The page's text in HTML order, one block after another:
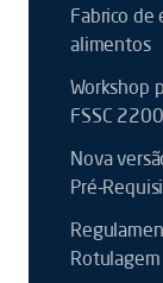
Fabrico de
alimentos
Workshop
FSSC
Nova
Pré-